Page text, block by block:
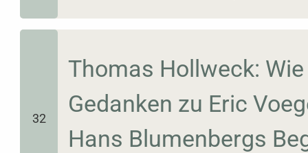
32
Thomas Hollweck:
Gedanken zu Eric
Hans Blumenbergs